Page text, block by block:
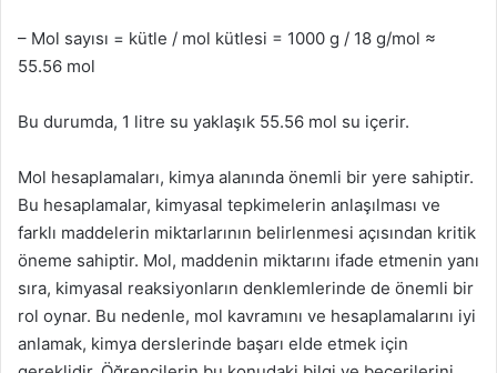
– Mol sayısı = kütle / mol kütlesi = 1000 g / 18 g/mol ≈
55.56 mol
Bu durumda, 1 litre su yaklaşık 55.56 mol su içerir.
Mol hesaplamaları, kimya alanında önemli bir yere sahiptir.
Bu hesaplamalar, kimyasal tepkimelerin anlaşılması ve
farklı maddelerin miktarlarının belirlenmesi açısından kritik
öneme sahiptir. Mol, maddenin miktarını ifade etmenin yanı
sıra, kimyasal reaksiyonların denklemlerinde de önemli bir
rol oynar. Bu nedenle, mol kavramını ve hesaplamalarını iyi
anlamak, kimya derslerinde başarı elde etmek için